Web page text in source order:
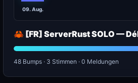
09. Aug.
🦀 [FR] ServerRust SOLO —
48 Bumps · 3 Stimmen · 0 Meldungen